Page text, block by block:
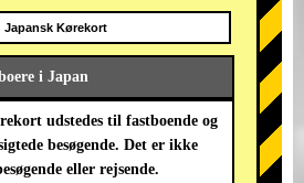
Japansk Kørekort
i Japan
udstedes til fastboende og
besøgende. Det er ikke
eller rejsende.